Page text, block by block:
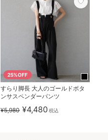
25%OFF
すらり脚長 大人のゴールドボタ
ンサスペンダーパンツ
¥5,980 ¥4,480 税込